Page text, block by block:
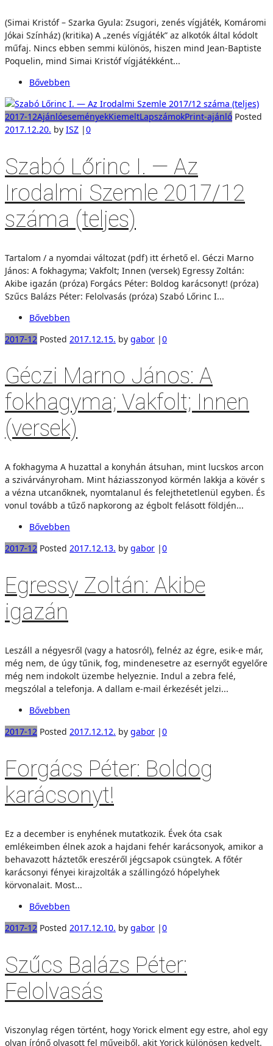
(Simai Kristóf – Szarka Gyula: Zsugori, zenés vígjáték, Komáromi
Jókai Színház) (kritika) A „zenés vígjáték” az alkotók által kódolt
műfaj. Nincs ebben semmi különös, hiszen mind Jean-Baptiste
Poquelin, mind Simai Kristóf vígjátékként...
Bővebben
2017-12AjánlóeseményekKiemeltLapszámokPrint-ajánló Posted
2017.12.20. by ISZ |0
Szabó Lőrinc I. — Az
Irodalmi Szemle 2017/12
száma (teljes)
Tartalom / a nyomdai változat (pdf) itt érhető el. Géczi Marno
János: A fokhagyma; Vakfolt; Innen (versek) Egressy Zoltán:
Akibe igazán (próza) Forgács Péter: Boldog karácsonyt! (próza)
Szűcs Balázs Péter: Felolvasás (próza) Szabó Lőrinc I...
Bővebben
2017-12 Posted 2017.12.15. by gabor |0
Géczi Marno János: A
fokhagyma; Vakfolt; Innen
(versek)
A fokhagyma A huzattal a konyhán átsuhan, mint lucskos arcon
a szivárványroham. Mint háziasszonyod körmén lakkja a kövér s
a vézna utcanőknek, nyomtalanul és felejthetetlenül egyben. És
vonul tovább a tűző napkorong az égbolt felásott földjén...
Bővebben
2017-12 Posted 2017.12.13. by gabor |0
Egressy Zoltán: Akibe
igazán
Leszáll a négyesről (vagy a hatosról), felnéz az égre, esik-e már,
még nem, de úgy tűnik, fog, mindenesetre az esernyőt egyelőre
még nem indokolt üzembe helyeznie. Indul a zebra felé,
megszólal a telefonja. A dallam e-mail érkezését jelzi...
Bővebben
2017-12 Posted 2017.12.12. by gabor |0
Forgács Péter: Boldog
karácsonyt!
Ez a december is enyhének mutatkozik. Évek óta csak
emlékeimben élnek azok a hajdani fehér karácsonyok, amikor a
behavazott háztetők ereszéről jégcsapok csüngtek. A főtér
karácsonyi fényei kirajzolták a szállingózó hópelyhek
körvonalait. Most...
Bővebben
2017-12 Posted 2017.12.10. by gabor |0
Szűcs Balázs Péter:
Felolvasás
Viszonylag régen történt, hogy Yorick elment egy estre, ahol egy
olyan írónő olvasott fel műveiből, akit Yorick különösen kedvelt.